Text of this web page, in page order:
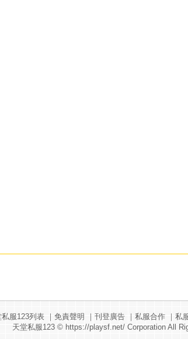
私服123列表｜ 免責聲明 ｜ 刊登廣告｜ 私服合作｜ 私
天堂私服123© https://playsf.net/ Corporation All